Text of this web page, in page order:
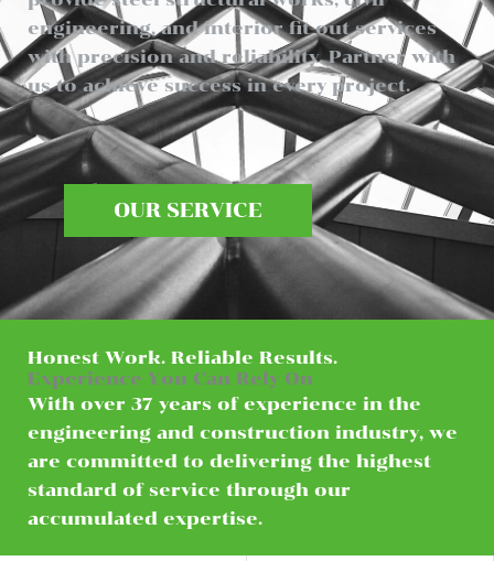
engineering, and interior fit-out services
with precision and reliability. Partner with
us to achieve success in every project.
OUR SERVICE
Honest Work. Reliable Results.
Experience You Can Rely On
With over 37 years of experience in the
engineering and construction industry, we
are committed to delivering the highest
standard of service through our
accumulated expertise.